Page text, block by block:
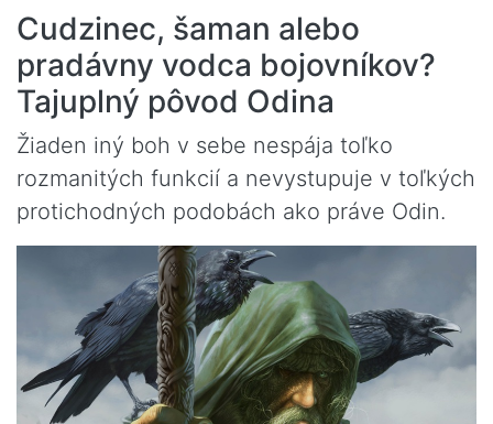
Cudzinec, šaman alebo
pradávny vodca bojovníkov?
Tajuplný pôvod Odina
Žiaden iný boh v sebe nespája toľko
rozmanitých funkcií a nevystupuje v toľkých
protichodných podobách ako práve Odin.